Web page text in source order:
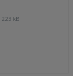
223 kB